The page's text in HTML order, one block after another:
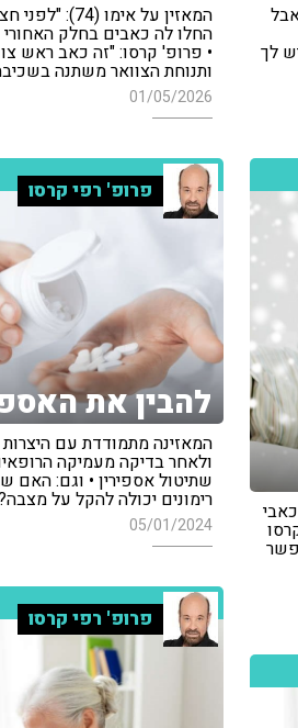
אבל
לך
המאזין על אימו (74):
החלו לה כאבים בחלק
• פרופ' קרסו: "זה כאב ראש
ותנוחת הצוואר משתנה
01/05/2026
מכאבי
פרופ' רפי קרסו
להבין את
המאזינה מתמודדת עם
ולאחר בדיקה מעמיקה
שתיטול אספירין • וגם: האם
רימונים יכולה להקל על
05/01/2024
פרופ' רפי קרסו